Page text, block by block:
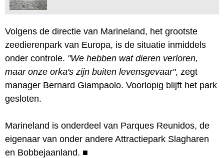
Volgens de directie van Marineland, het grootste
zeedierenpark van Europa, is de situatie inmiddels
onder controle. "We hebben wat dieren verloren,
maar onze orka's zijn buiten levensgevaar", zegt
manager Bernard Giampaolo. Voorlopig blijft het park
gesloten.
Marineland is onderdeel van Parques Reunidos, de
eigenaar van onder andere Attractiepark Slagharen
en Bobbejaanland. ■